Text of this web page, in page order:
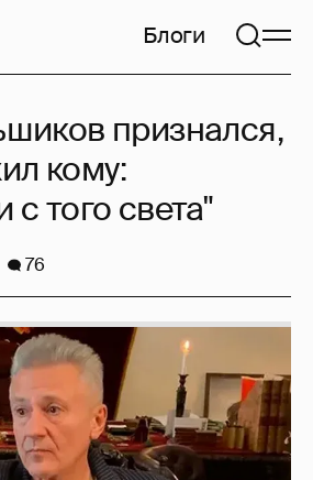
Блоги
признался,
кому:
того света"
76